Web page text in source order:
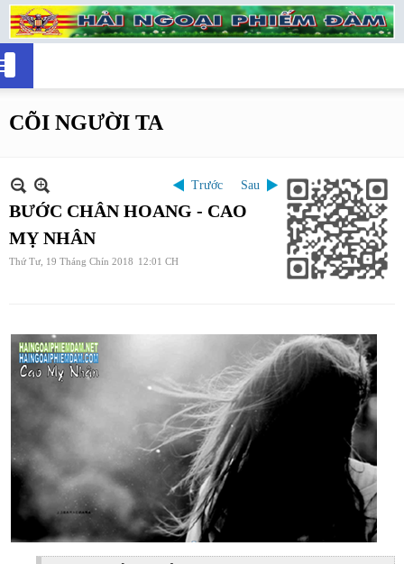
CÕI NGƯỜI TA
Trước Sau
BƯỚC CHÂN HOANG - CAO
MỴ NHÂN
Thứ Tư, 19 Tháng Chín 2018 12:01 CH